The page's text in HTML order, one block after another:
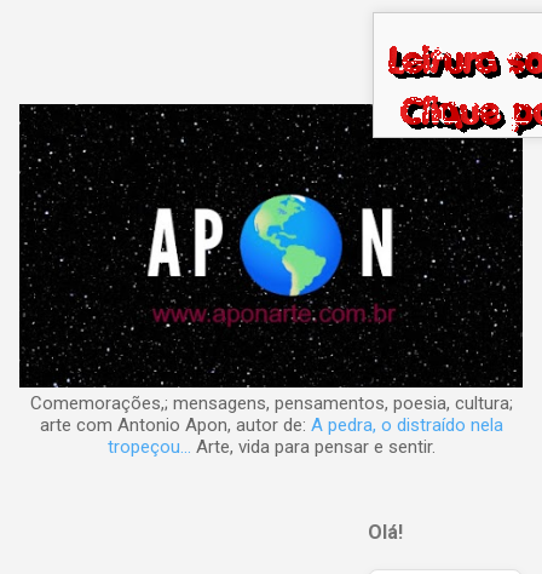
Comemorações,; mensagens, pensamentos, poesia, cultura;
arte com Antonio Apon, autor de: A pedra, o distraído nela
tropeçou... Arte, vida para pensar e sentir.
Olá!